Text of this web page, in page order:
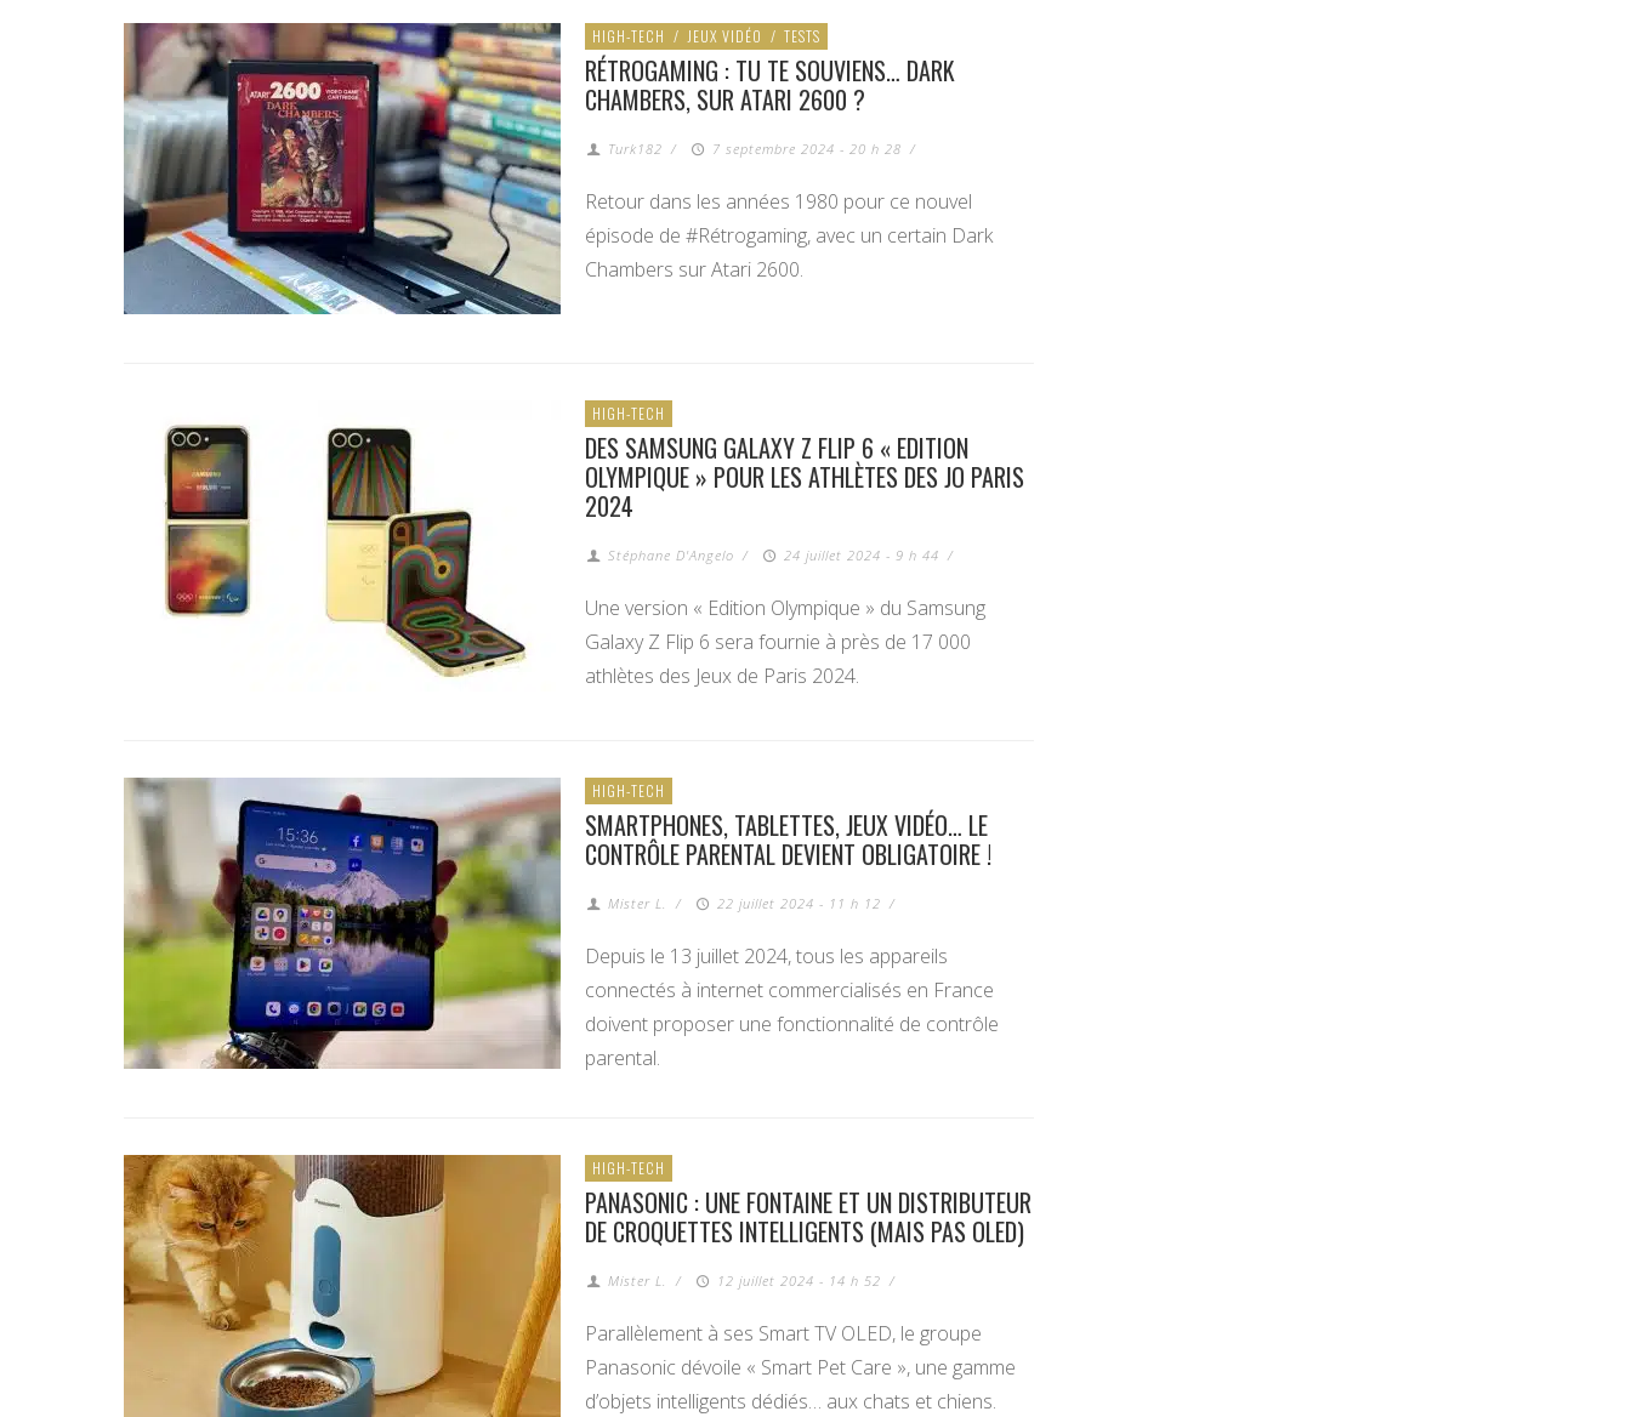
HIGH-TECH / JEUX VIDÉO / TESTS
RÉTROGAMING : TU TE SOUVIENS… DARK
CHAMBERS, SUR ATARI 2600 ?
Turk182 / 7 septembre 2024 - 20 h 28 /
Retour dans les années 1980 pour ce nouvel
épisode de #Rétrogaming, avec un certain Dark
Chambers sur Atari 2600.
HIGH-TECH
DES SAMSUNG GALAXY Z FLIP 6 « EDITION
OLYMPIQUE » POUR LES ATHLÈTES DES JO PARIS
2024
Stéphane D'Angelo / 24 juillet 2024 - 9 h 44 /
Une version « Edition Olympique » du Samsung
Galaxy Z Flip 6 sera fournie à près de 17 000
athlètes des Jeux de Paris 2024.
HIGH-TECH
SMARTPHONES, TABLETTES, JEUX VIDÉO… LE
CONTRÔLE PARENTAL DEVIENT OBLIGATOIRE !
Mister L. / 22 juillet 2024 - 11 h 12 /
Depuis le 13 juillet 2024, tous les appareils
connectés à internet commercialisés en France
doivent proposer une fonctionnalité de contrôle
parental.
HIGH-TECH
PANASONIC : UNE FONTAINE ET UN DISTRIBUTEUR
DE CROQUETTES INTELLIGENTS (MAIS PAS OLED)
Mister L. / 12 juillet 2024 - 14 h 52 /
Parallèlement à ses Smart TV OLED, le groupe
Panasonic dévoile « Smart Pet Care », une gamme
d’objets intelligents dédiés… aux chats et chiens.